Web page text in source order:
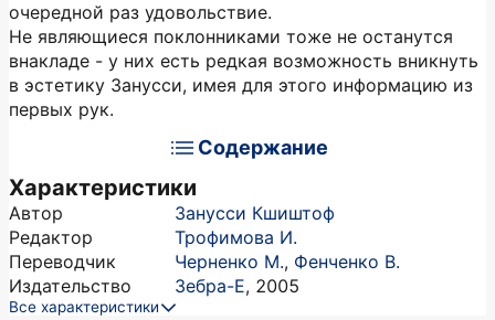
очередной раз удовольствие.
Не являющиеся поклонниками тоже не останутся
внакладе - у них есть редкая возможность вникнуть
в эстетику Занусси, имея для этого информацию из
первых рук.
Содержание
Характеристики
Автор
Занусси Кшиштоф
Редактор
Трофимова И.
Переводчик
Черненко М., Фенченко В.
Издательство
Зебра-Е, 2005
Все характеристики